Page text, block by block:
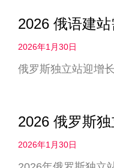
2026 俄语建
2026年1月30日
俄罗斯独立站迎增
2026 俄罗斯独
2026年1月30日